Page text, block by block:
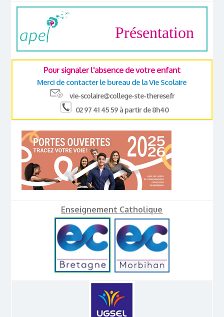
Présentation
Pour signaler l'absence de votre enfant
Merci de contacter le bureau de la Vie Scolaire
vie-scolaire@college-ste-therese.fr
02 97 41 45 59 à partir de 8h40
Enseignement Catholique